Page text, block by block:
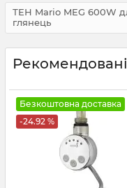
ТЕН Mario MEG 600W
глянець
Безкоштовна доставка
-24.92 %